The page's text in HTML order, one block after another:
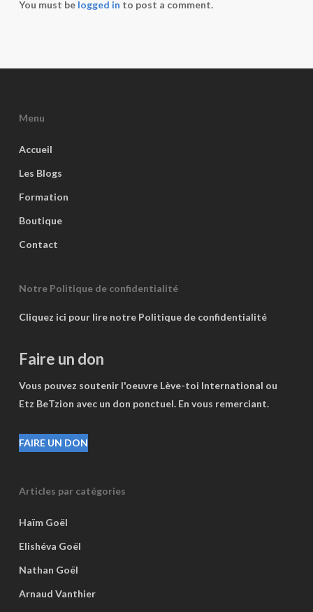
You must be logged in to post a comment.
Menu
Accueil
Les Blogs
Formation
Boutique
Contact
Notre Politique de confidentialité
Cliquez ici pour lire notre Politique de confidentialité
Faire un don
Vous pouvez soutenir l'oeuvre Lève-toi International ou
Etz BeTzion avec un don ponctuel. En vous remerciant.
FAIRE UN DON
Articles par catégories
Haïm Goël
Elishéva Goël
Nathan Goël
Arnaud Vanthier